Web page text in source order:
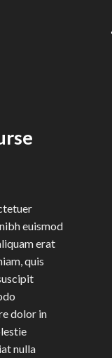
euismod
erat
quis
dolor in
nulla